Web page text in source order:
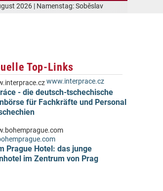
2026 | Namenstag: Soběslav
Top-Links
www.interprace.cz
- die deutsch-tschechische
für Fachkräfte und Personal
Prague Hotel: das junge
im Zentrum von Prag